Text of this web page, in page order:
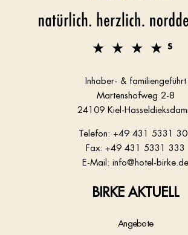
Inhaber- & familiengeführt
Martenshofweg 2-8
24109 Kiel-
Telefon: +49 431 5331
Fax: +49 431 5331 333
E-Mail: info@hotel-birke.de
BIRKE AKTUELL
Angebote